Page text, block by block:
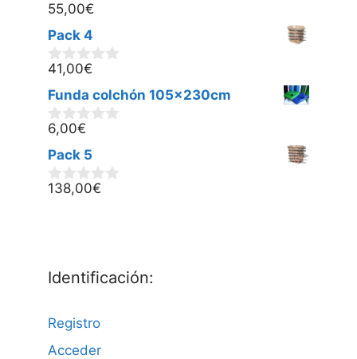
0
d
e
5
55,00€
Pack 4
0
d
e
5
41,00€
Funda colchón 105x230cm
0
d
e
5
6,00€
Pack 5
0
138,00€
Identificación:
Registro
Acceder